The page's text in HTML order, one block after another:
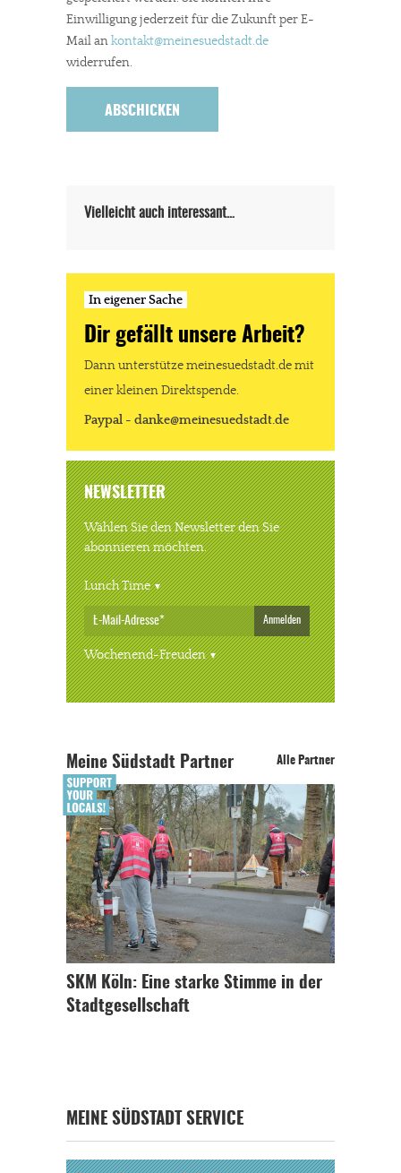
Dir gefällt unsere Arbeit?
stark zurückgegangen.
JETZT SPENDEN
Einwilligung jederzeit für die Zukunft per E-
Mail ankontakt@meinesuedstadt.de
widerrufen.
Vielleicht auch interessant…
In eigener Sache
Dir gefällt unsere Arbeit?
Dann unterstütze meinesuedstadt.de mit
einer kleinen Direktspende.
Paypal - danke@meinesuedstadt.de
NEWSLETTER
Wählen Sie den Newsletter den Sie
abonnieren möchten.
Lunch Time
Anmelden
Wochenend-Freuden
Meine Südstadt Partner Alle Partner
SKM Köln: Eine starke Stimme in der
Stadtgesellschaft
MEINE SÜDSTADT SERVICE